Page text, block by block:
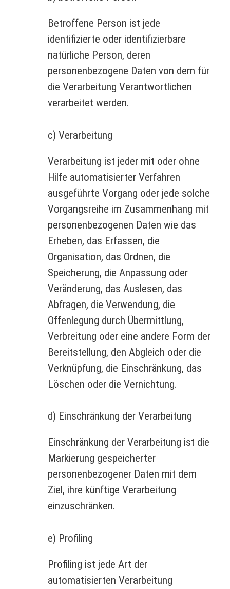
Betroffene Person ist jede
identifizierte oder identifizierbare
natürliche Person, deren
personenbezogene Daten von dem für
die Verarbeitung Verantwortlichen
verarbeitet werden.
c) Verarbeitung
Verarbeitung ist jeder mit oder ohne
Hilfe automatisierter Verfahren
ausgeführte Vorgang oder jede solche
Vorgangsreihe im Zusammenhang mit
personenbezogenen Daten wie das
Erheben, das Erfassen, die
Organisation, das Ordnen, die
Speicherung, die Anpassung oder
Veränderung, das Auslesen, das
Abfragen, die Verwendung, die
Offenlegung durch Übermittlung,
Verbreitung oder eine andere Form der
Bereitstellung, den Abgleich oder die
Verknüpfung, die Einschränkung, das
Löschen oder die Vernichtung.
d) Einschränkung der Verarbeitung
Einschränkung der Verarbeitung ist die
Markierung gespeicherter
personenbezogener Daten mit dem
Ziel, ihre künftige Verarbeitung
einzuschränken.
e) Profiling
Profiling ist jede Art der
automatisierten Verarbeitung